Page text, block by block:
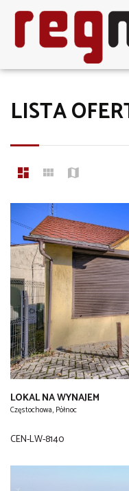
LISTA
LOKAL NA WYNAJEM
Częstochowa, Północ
CEN-LW-8140